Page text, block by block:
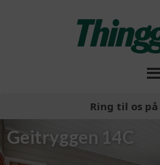
Ring til os på
Geitryggen 14C